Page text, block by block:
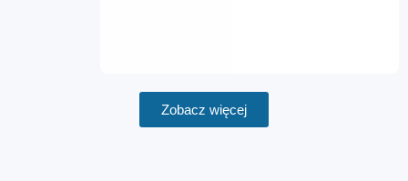
Zobacz więcej